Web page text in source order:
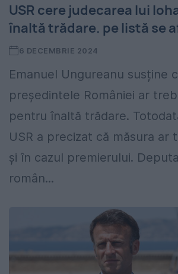
USR cere judecarea lui
înaltă trădare. pe listă se
6 DECEMBRIE 2024
Emanuel Ungureanu susține
președintele României ar
pentru înaltă trădare.
USR a precizat că măsura ar
și în cazul premierului.
român...